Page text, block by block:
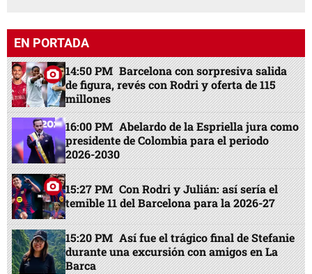
EN PORTADA
14:50 PM Barcelona con sorpresiva salida
de figura, revés con Rodri y oferta de 115
millones
16:00 PM Abelardo de la Espriella jura como
presidente de Colombia para el periodo
2026-2030
15:27 PM Con Rodri y Julián: así sería el
temible 11 del Barcelona para la 2026-27
15:20 PM Así fue el trágico final de Stefanie
durante una excursión con amigos en La
Barca